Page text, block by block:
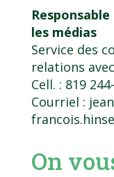
les médias
Service des
relations
Cell. : 819
Courriel :
On